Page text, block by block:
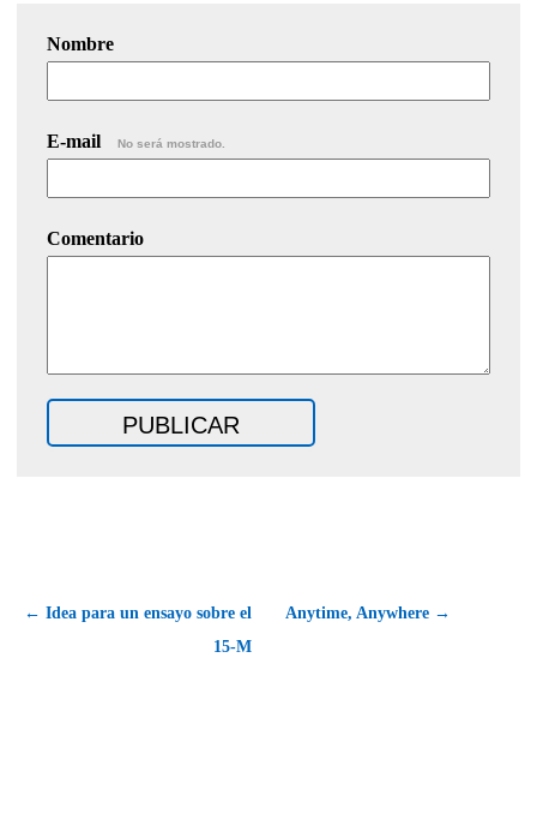
Nombre
E-mail No será mostrado.
Comentario
← Idea para un ensayo sobre el
15-M
Anytime, Anywhere →